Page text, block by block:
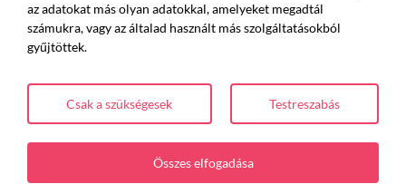
Az online fizetést a Barion Payment Zrt. biztosítja, MNB engedély
az adatokat más olyan adatokkal, amelyeket megadtál
számukra, vagy az általad használt más szolgáltatásokból
gyűjtöttek.
Összes elfogadása
Testreszabás
Csak a szükségesek